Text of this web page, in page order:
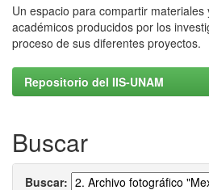
Un espacio para compartir
académicos producidos por los
proceso de sus diferentes proyectos.
Repositorio del IIS-UNAM
Buscar
Buscar: